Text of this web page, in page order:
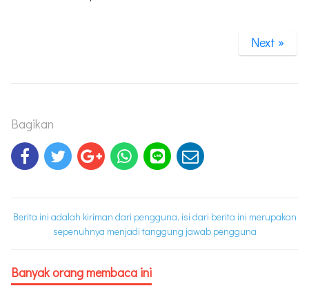
Next »
Bagikan
Berita ini adalah kiriman dari pengguna, isi dari berita ini merupakan
sepenuhnya menjadi tanggung jawab pengguna
Banyak orang membaca ini